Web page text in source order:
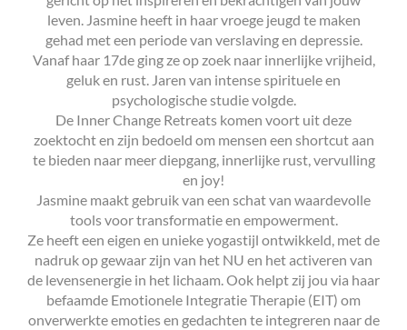
leven. Jasmine heeft in haar vroege jeugd te maken
gehad met een periode van verslaving en depressie.
Vanaf haar 17de ging ze op zoek naar innerlijke vrijheid,
geluk en rust. Jaren van intense spirituele en
psychologische studie volgde.
De Inner Change Retreats komen voort uit deze
zoektocht en zijn bedoeld om mensen een shortcut aan
te bieden naar meer diepgang, innerlijke rust, vervulling
en joy!
Jasmine maakt gebruik van een schat van waardevolle
tools voor transformatie en empowerment.
Ze heeft een eigen en unieke yogastijl ontwikkeld, met de
nadruk op gewaar zijn van het NU en het activeren van
de levensenergie in het lichaam. Ook helpt zij jou via haar
befaamde Emotionele Integratie Therapie (EIT) om
onverwerkte emoties en gedachten te integreren naar de